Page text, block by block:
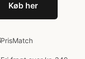
Køb her
PrisMatch